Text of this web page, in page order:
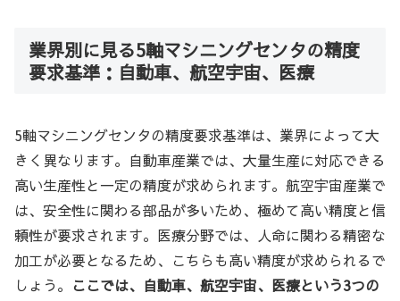
業界別に見る5軸マシニングセンタの精度
要求基準：自動車、航空宇宙、医療
5軸マシニングセンタの精度要求基準は、業界によって大
きく異なります。自動車産業では、大量生産に対応できる
高い生産性と一定の精度が求められます。航空宇宙産業で
は、安全性に関わる部品が多いため、極めて高い精度と信
頼性が要求されます。医療分野では、人命に関わる精密な
加工が必要となるため、こちらも高い精度が求められるで
しょう。 ここでは、自動車、航空宇宙、医療という3つの